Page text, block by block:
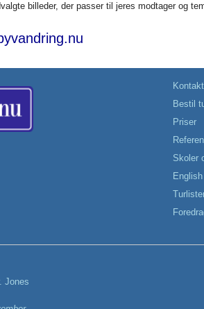
billeder, der passer til jeres modtager og
Kontakt
Bestil
Priser
Skoler
Jones